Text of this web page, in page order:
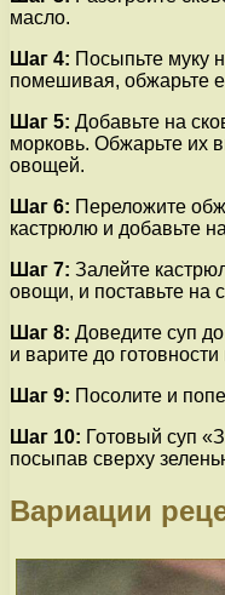
масло.
Шаг 4: Посыпьте муку
помешивая, обжарьте
Шаг 5: Добавьте на
морковь. Обжарьте их
овощей.
Шаг 6: Переложите
кастрюлю и добавьте
Шаг 7: Залейте
овощи, и поставьте на
Шаг 8: Доведите суп
и варите до
Шаг 9: Посолите и
Шаг 10: Готовый суп
посыпав сверху
Вариации